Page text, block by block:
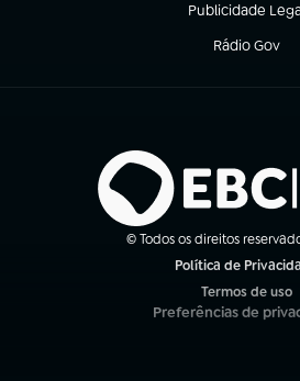
Publicidade
(abre em nova
Rádio Gov
(abre em
© Todos os direitos
Política de
Termos de uso
(abre em nova
Preferências de